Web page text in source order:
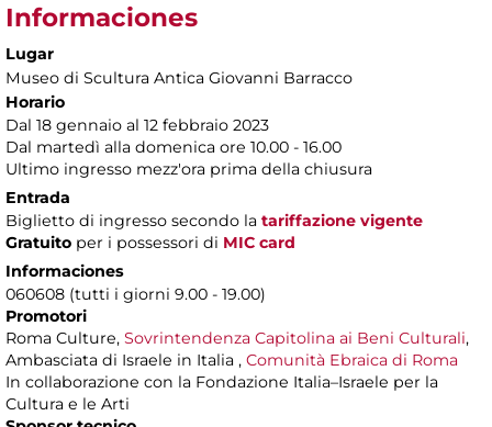
Informaciones
Lugar
Museo di Scultura Antica Giovanni Barracco
Horario
Dal 18 gennaio al 12 febbraio 2023
Dal martedì alla domenica ore 10.00 - 16.00
Ultimo ingresso mezz'ora prima della chiusura
Entrada
Biglietto di ingresso secondo la tariffazione vigente
Gratuito per i possessori di MIC card
Informaciones
060608 (tutti i giorni 9.00 - 19.00)
Promotori
Roma Culture, Sovrintendenza Capitolina ai Beni Culturali,
Ambasciata di Israele in Italia , Comunità Ebraica di Roma
In collaborazione con la Fondazione Italia–Israele per la
Cultura e le Arti